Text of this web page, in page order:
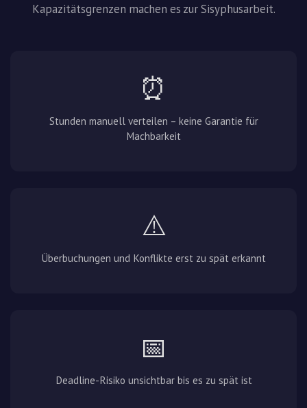
Kapazitätsgrenzen machen es zur Sisyphusarbeit.
⏰
Stunden manuell verteilen – keine Garantie für
Machbarkeit
⚠️
Überbuchungen und Konflikte erst zu spät erkannt
📅
Deadline-Risiko unsichtbar bis es zu spät ist